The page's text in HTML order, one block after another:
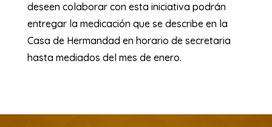
deseen colaborar con esta iniciativa podrán
entregar la medicación que se describe en la
Casa de Hermandad en horario de secretaria
hasta mediados del mes de enero.